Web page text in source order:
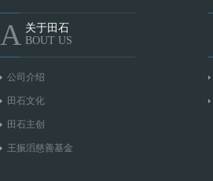
A 关于田石
BOUT US
公司介绍
田石文化
田石主创
王振滔慈善基金